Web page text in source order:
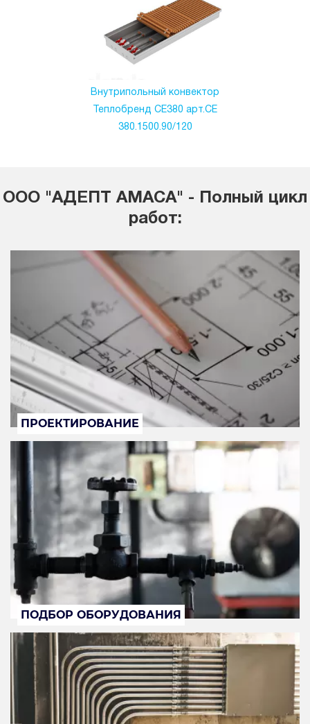
Внутрипольный конвектор
Теплобренд CE380 арт.CЕ
380.1500.90/120
ООО "АДЕПТ АМАСА" - Полный цикл
работ:
ПРОЕКТИРОВАНИЕ
ПОДБОР ОБОРУДОВАНИЯ